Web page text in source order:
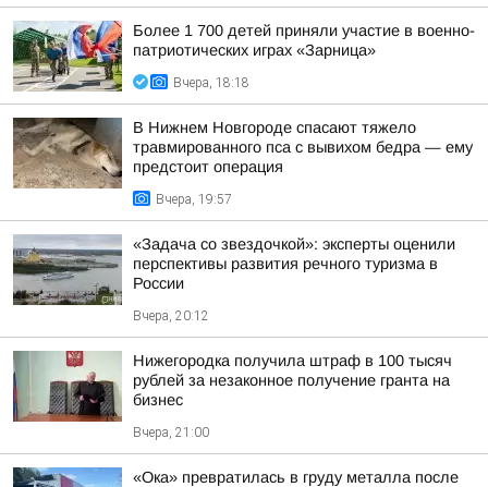
Более 1 700 детей приняли участие в военно-
патриотических играх «Зарница»
Вчера, 18:18
В Нижнем Новгороде спасают тяжело
травмированного пса с вывихом бедра — ему
предстоит операция
Вчера, 19:57
«Задача со звездочкой»: эксперты оценили
перспективы развития речного туризма в
России
Вчера, 20:12
Нижегородка получила штраф в 100 тысяч
рублей за незаконное получение гранта на
бизнес
Вчера, 21:00
«Ока» превратилась в груду металла после